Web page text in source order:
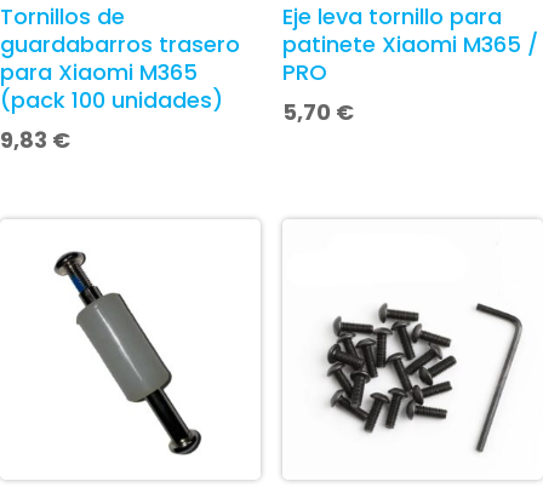
Tornillos de
guardabarros trasero
para Xiaomi M365
(pack 100 unidades)
9,83 €
Eje leva tornillo para
patinete Xiaomi M365 /
PRO
5,70 €